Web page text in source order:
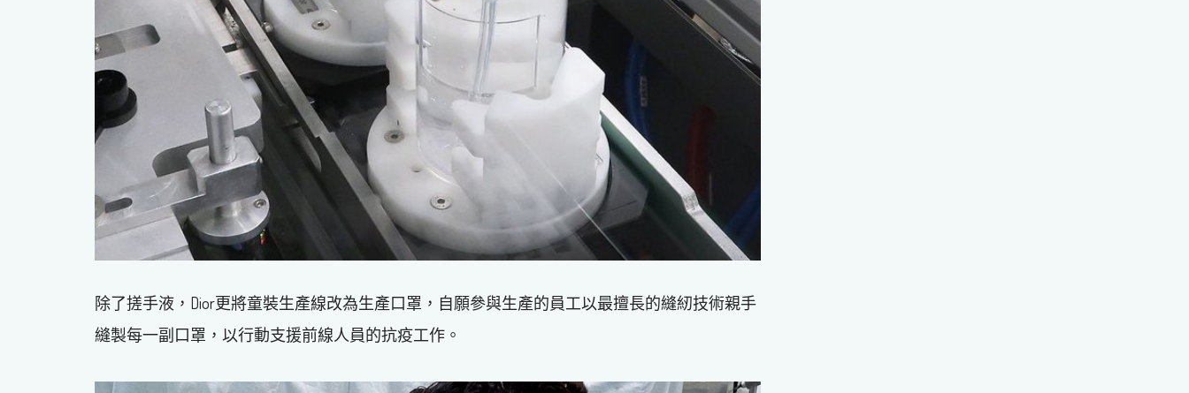
除了搓手液，Dior更將童裝生產線改為生產口罩，自願參與生產的員工以最擅長的縫紉技術親手
縫製每一副口罩，以行動支援前線人員的抗疫工作。